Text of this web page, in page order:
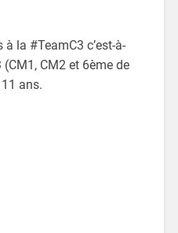
la #TeamC3 c’est-à-
CM2 et 6ème de
ans.